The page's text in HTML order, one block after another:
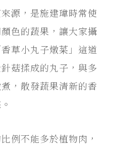
源，是施建瑋時常使
色的蔬果，讓大家攝
草小丸子燉菜」這道
菇揉成的丸子，與多
，散發蔬果清新的香
例不能多於植物肉，